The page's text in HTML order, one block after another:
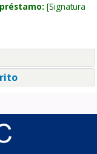
Signatura